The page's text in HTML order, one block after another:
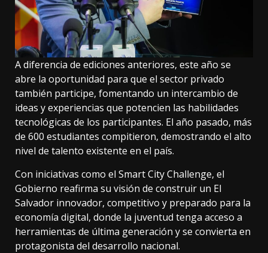
A diferencia de ediciones anteriores, este año se
abre la oportunidad para que el sector privado
también participe, fomentando un intercambio de
ideas y experiencias que potencien las habilidades
tecnológicas de los participantes. El año pasado, más
de 600 estudiantes compitieron, demostrando el alto
nivel de talento existente en el país.
Con iniciativas como el Smart City Challenge, el
Gobierno reafirma su visión de construir un El
Salvador innovador, competitivo y preparado para la
economía digital, donde la juventud tenga acceso a
herramientas de última generación y se convierta en
protagonista del desarrollo nacional.